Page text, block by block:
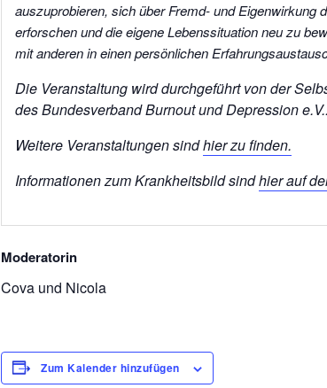
auszuprobieren, sich über Fremd- und Eigenwirkung
erforschen und die eigene Lebenssituation neu zu
mit anderen in einen persönlichen
Die Veranstaltung wird durchgeführt von der
des Bundesverband Burnout und Depression e.V..
Weitere Veranstaltungen sindhier zu finden.
Informationen zum Krankheitsbild sindhier auf
Moderatorin
Cova und Nicola
Zum Kalender hinzufügen